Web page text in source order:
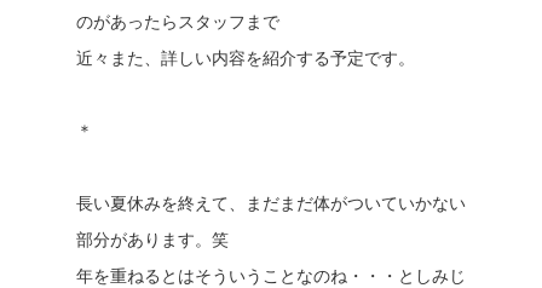
のがあったらスタッフまで
近々また、詳しい内容を紹介する予定です。
＊
長い夏休みを終えて、まだまだ体がついていかない
部分があります。笑
年を重ねるとはそういうことなのね・・・としみじ